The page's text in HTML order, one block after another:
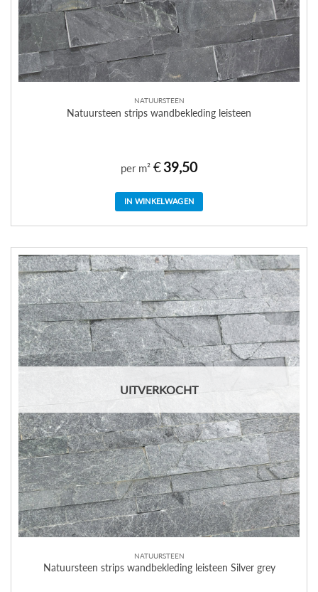
NATUURSTEEN
Natuursteen strips wandbekleding leisteen
per m² €39,50
IN WINKELWAGEN
UITVERKOCHT
NATUURSTEEN
Natuursteen strips wandbekleding leisteen Silver grey